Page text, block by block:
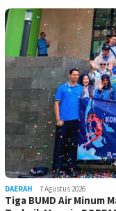
DAERAH 7 Agustus 2026
Tiga BUMD Air Minum